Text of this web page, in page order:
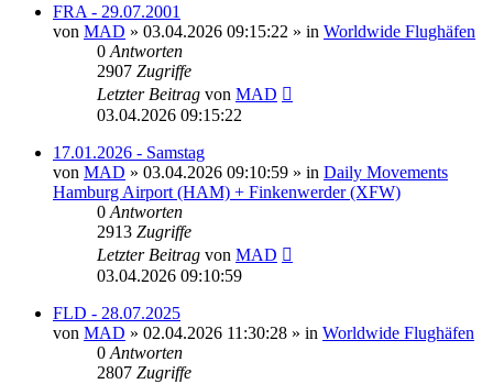
FRA - 29.07.2001
von MAD » 03.04.2026 09:15:22 » in Worldwide Flughäfen
0 Antworten
2907 Zugriffe
Letzter Beitrag von MAD
03.04.2026 09:15:22
17.01.2026 - Samstag
von MAD » 03.04.2026 09:10:59 » in Daily Movements
Hamburg Airport (HAM) + Finkenwerder (XFW)
0 Antworten
2913 Zugriffe
Letzter Beitrag von MAD
03.04.2026 09:10:59
FLD - 28.07.2025
von MAD » 02.04.2026 11:30:28 » in Worldwide Flughäfen
0 Antworten
2807 Zugriffe